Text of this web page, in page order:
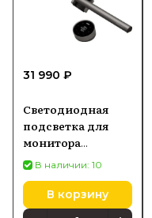
31 990 ₽
Светодиодная
подсветка для
монитора
SCREENBAR HALO
2
В наличии: 10
В корзину